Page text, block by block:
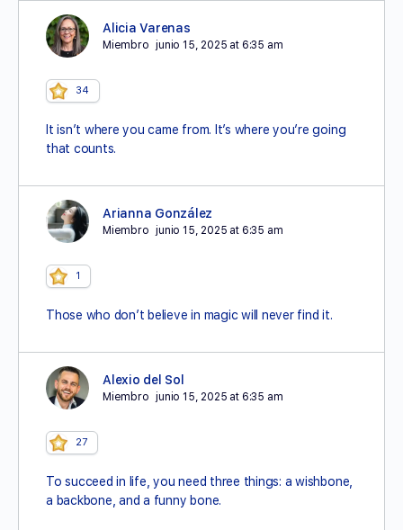
Alicia Varenas
Miembro junio 15, 2025 at 6:35 am
34
It isn’t where you came from. It’s where you’re going
that counts.
Arianna González
Miembro junio 15, 2025 at 6:35 am
1
Those who don’t believe in magic will never find it.
Alexio del Sol
Miembro junio 15, 2025 at 6:35 am
27
To succeed in life, you need three things: a wishbone,
a backbone, and a funny bone.